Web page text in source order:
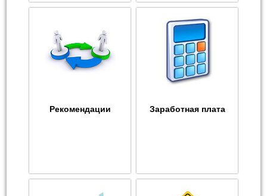
Рекомендации Заработная плата